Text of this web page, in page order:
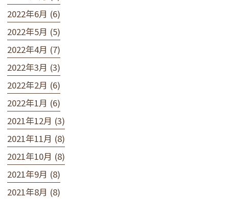
2022年6月 (6)
2022年5月 (5)
2022年4月 (7)
2022年3月 (3)
2022年2月 (6)
2022年1月 (6)
2021年12月 (3)
2021年11月 (8)
2021年10月 (8)
2021年9月 (8)
2021年8月 (8)